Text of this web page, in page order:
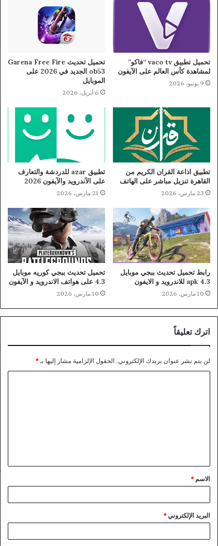
تحميل تطبيق vaco tv “فاكو”
لمشاهدة كأس العالم على الآيفون
9 يونيو، 2026
تحميل تحديث Garena Free Fire
ob53 الجديد في 2026 على
الموبايل
6 أبريل، 2026
تطبيق اذاعة القران الكريم من
القاهرة تنزيل مباشر على الهاتف
23 مارس، 2026
تطبيق azar للدردشة والتعارف
على الآندرويد والآيفون 2026
21 مارس، 2026
رابط تحميل تحديث ببجي موبايل
4.3 apk للاندرويد و الايفون
10 مارس، 2026
تحميل تحديث ببجي كوريه موبايل
4.3 على هواتف الاندرويد و الآيفون
10 مارس، 2026
اترك تعليقاً
لن يتم نشر عنوان بريدك الإلكتروني. الحقول الإلزامية مشار إليها بـ*
ق
*
الاسم *
البريد الإلكتروني*